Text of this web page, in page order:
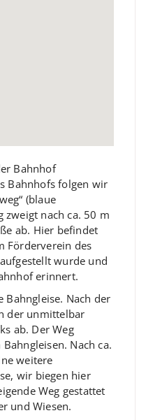
Bahnhof
Bahnhofs folgen wir
(blaue
zweigt nach ca. 50 m
ab. Hier befindet
Förderverein des
wurde und
erinnert.
Bahngleise. Nach der
der unmittelbar
ab. Der Weg
Nach ca.
weitere
wir biegen hier
Weg gestattet
und Wiesen.